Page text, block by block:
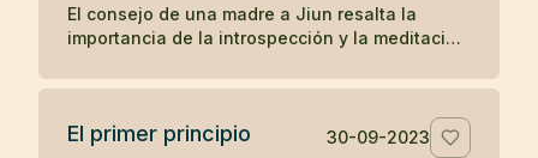
del zen, ilustra una enseñanza zen sobre la
simplicidad y el desapego.
El consejo de una madre a Jiun resalta la
importancia de la introspección y la meditación
en contraposición a la mera acumulación de
de este relato, se subraya el valor del auto-
El primer principio
30-09-2023